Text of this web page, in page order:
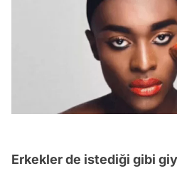
Erkekler de istediği gibi